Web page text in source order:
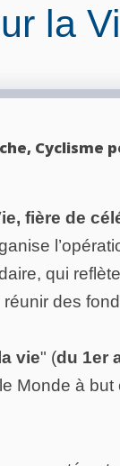
la
Cyclisme
fière de
qui
des
vie" (du 1er
Monde à